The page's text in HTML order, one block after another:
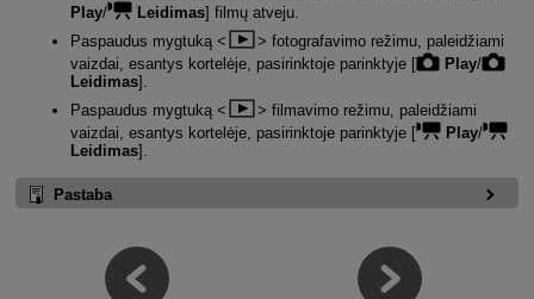
Play/ Leidimas] filmų atveju.
Paspaudus mygtuką
fotografavimo režimu, paleidžiami
vaizdai, esantys kortelėje, pasirinktoje parinktyje [
Play/
Leidimas].
Paspaudus mygtuką
filmavimo režimu, paleidžiami
vaizdai, esantys kortelėje, pasirinktoje parinktyje [
Play/
Leidimas].
Pastaba